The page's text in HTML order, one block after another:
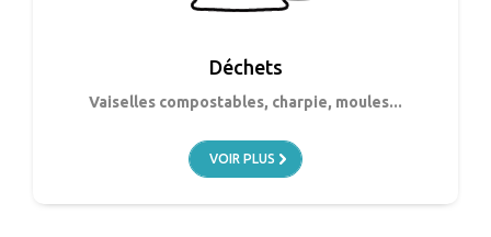
Déchets
Vaiselles compostables, charpie, moules...
VOIR PLUS